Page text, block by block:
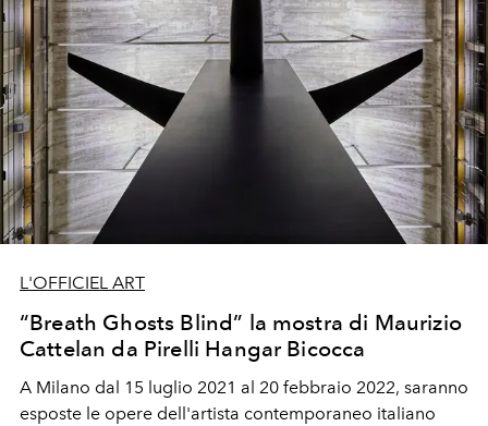
L'OFFICIEL ART
“Breath Ghosts Blind” la mostra di Maurizio
Cattelan da Pirelli Hangar Bicocca
A Milano dal 15 luglio 2021 al 20 febbraio 2022, saranno
esposte le opere dell'artista contemporaneo italiano